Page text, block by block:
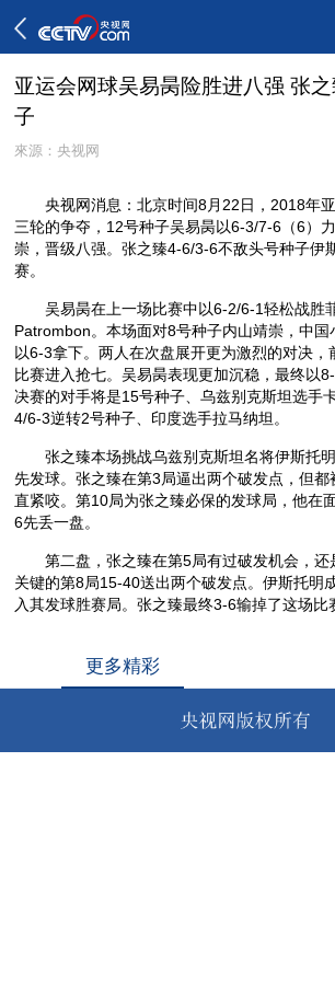
亚运会网球吴易昺险胜进八强 张
子
來源：央视网
央视网消息：北京时间8月22日，2018年亚
三轮的争夺，12号种子吴易昺以6-3/7-6（6）
崇，晋级八强。张之臻4-6/3-6不敌头号种子伊
赛。
吴易昺在上一场比赛中以6-2/6-1轻松战胜
Patrombon。本场面对8号种子内山靖崇，中国
以6-3拿下。两人在次盘展开更为激烈的对决，
比赛进入抢七。吴易昺表现更加沉稳，最终以
决赛的对手将是15号种子、乌兹别克斯坦选手
4/6-3逆转2号种子、印度选手拉马纳坦。
张之臻本场挑战乌兹别克斯坦名将伊斯托
先发球。张之臻在第3局逼出两个破发点，但
直紧咬。第10局为张之臻必保的发球局，他在
6先丢一盘。
第二盘，张之臻在第5局有过破发机会，还
关键的第8局15-40送出两个破发点。伊斯托明
入其发球胜赛局。张之臻最终3-6输掉了这场比
更多精彩